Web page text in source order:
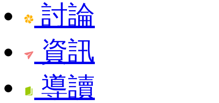
討論
資訊
導讀